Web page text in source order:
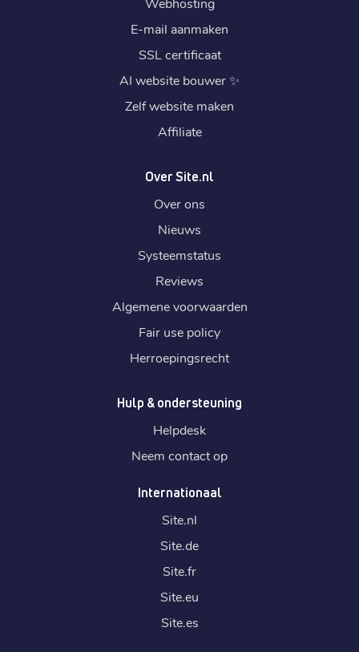
E-mail aanmaken
SSL certificaat
AI website bouwer✨
Zelf website maken
Affiliate
Over Site.nl
Over ons
Nieuws
Systeemstatus
Reviews
Algemene voorwaarden
Fair use policy
Herroepingsrecht
Hulp & ondersteuning
Helpdesk
Neem contact op
Internationaal
Site.nl
Site.de
Site.fr
Site.eu
Site.es